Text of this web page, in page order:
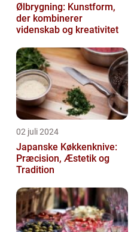
Ølbrygning: Kunstform,
der kombinerer
videnskab og kreativitet
02 juli 2024
Japanske Køkkenknive:
Præcision, Æstetik og
Tradition